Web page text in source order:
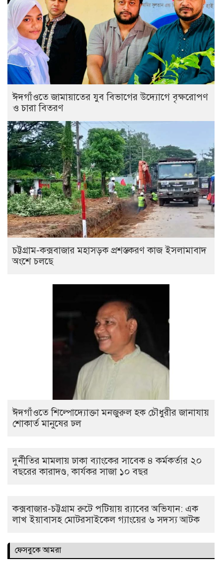
ঈদগাঁওতে জামায়াতের যুব বিভাগের উদ্যোগে বৃক্ষরোপণ
ও চারা বিতরণ
চট্টগ্রাম-কক্সবাজার মহাসড়ক প্রশস্তকরণ কাজ ইসলামাবাদ
অংশে চলছে
ঈদগাঁওতে শিল্পোদ্যোক্তা মনজুরুল হক চৌধুরীর জানাযায়
শোকার্ত মানুষের ঢল
দুর্নীতির মামলায় ঢাকা ব্যাংকের সাবেক ৪ কর্মকর্তার ২০
বছরের কারাদণ্ড, কার্যকর সাজা ১০ বছর
কক্সবাজার-চট্টগ্রাম রুটে পটিয়ায় র‍্যাবের অভিযান: এক
লাখ ইয়াবাসহ মোটরসাইকেল গ্যাংয়ের ৬ সদস্য আটক
ফেসবুকে আমরা